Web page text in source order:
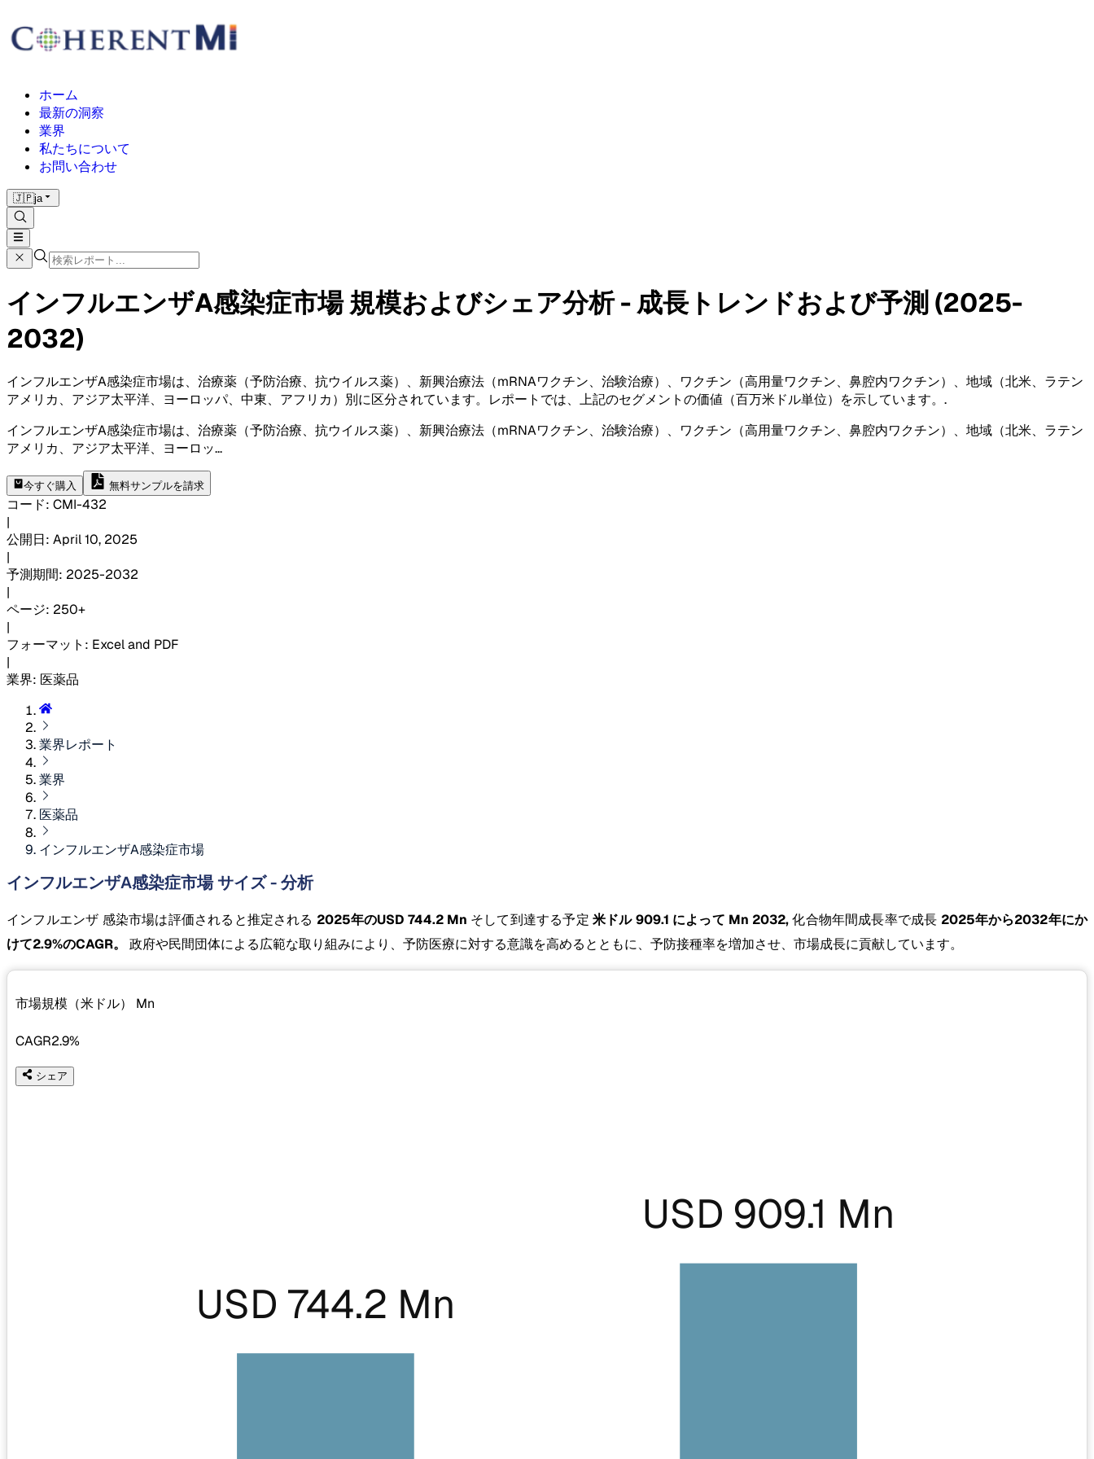
ホーム
最新の洞察
業界
私たちについて
お問い合わせ
🇯🇵ja
インフルエンザA感染症市場 規模およびシェア分析 - 成長トレンドおよび予測 (2025-
2032)
インフルエンザA感染症市場は、治療薬（予防治療、抗ウイルス薬）、新興治療法（mRNAワクチン、治験治療）、ワクチン（高用量ワクチン、鼻腔内ワクチン）、地域（北米、ラテン
アメリカ、アジア太平洋、ヨーロッパ、中東、アフリカ）別に区分されています。レポートでは、上記のセグメントの価値（百万米ドル単位）を示しています。 .
インフルエンザA感染症市場は、治療薬（予防治療、抗ウイルス薬）、新興治療法（mRNAワクチン、治験治療）、ワクチン（高用量ワクチン、鼻腔内ワクチン）、地域（北米、ラテン
アメリカ、アジア太平洋、ヨーロッ...
今すぐ購入 無料サンプルを請求
コード: CMI-432
|
公開日: April 10, 2025
|
予測期間: 2025-2032
|
ページ: 250+
|
フォーマット : Excel and PDF
|
業界: 医薬品
業界レポート
業界
医薬品
インフルエンザA感染症市場
インフルエンザA感染症市場 サイズ - 分析
インフルエンザ 感染市場は評価されると推定される 2025年のUSD 744.2 Mn そして到達する予定 米ドル 909.1 によって Mn 2032,化合物年間成長率で成長 2025年から2032年にか
けて2.9%のCAGR。
政府や民間団体による広範な取り組みにより、予防医療に対する意識を高めるとともに、予防接種率を増加させ、市場成長に貢献しています。
市場規模（米ドル） Mn
CAGR2.9%
シェア
USD 744.2 Mn
USD 909.1 Mn